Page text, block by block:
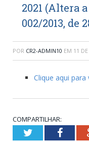
2021 (Altera
002/2013, de
POR CR2-ADMIN10 EM 11
Clique aqui para
COMPARTILHAR:
Twitter